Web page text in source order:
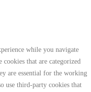
while you navigate
that are categorized
are essential for the working
use third-party cookies that